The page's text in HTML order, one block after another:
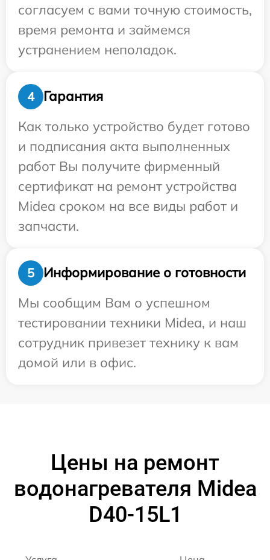
согласуем с вами точную стоимость,
время ремонта и займемся
устранением неполадок.
4
Гарантия
Как только устройство будет готово
и подписания акта выполненных
работ Вы получите фирменный
сертификат на ремонт устройства
Midea сроком на все виды работ и
запчасти.
5
Информирование о готовности
Мы сообщим Вам о успешном
тестировании техники Midea, и наш
сотрудник привезет технику к вам
домой или в офис.
Цены на ремонт
водонагревателя Midea
D40-15L1